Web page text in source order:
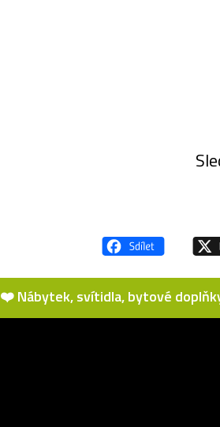
❤️ Nábytek, svítidla, bytové